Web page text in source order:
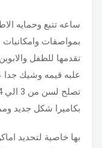
بمواصفات
تقدمها للطفل
علبه قيمه وشيك
بكاميرا شكل جديد